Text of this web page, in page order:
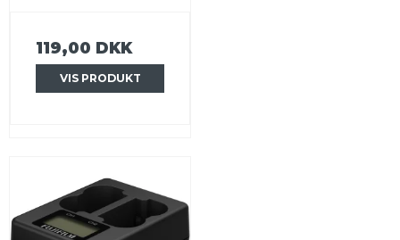
119,00 DKK
VIS PRODUKT